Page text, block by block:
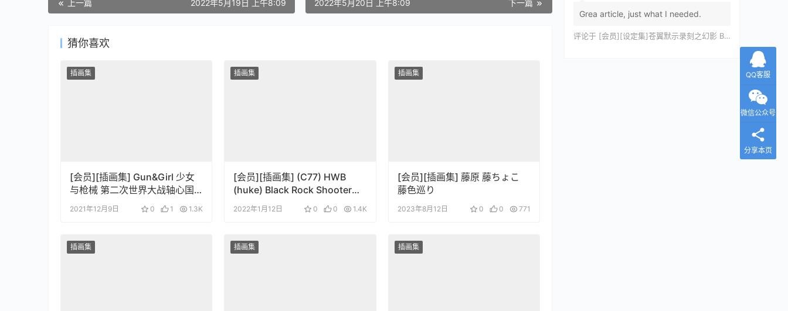
上一篇 2022年5月19日 上午8:09 下一篇
2022年5月20日 上午8:09
猜你喜欢
插画集
[会员][插画集] Gun&Girl 少女
与枪械 第二次世界大战轴心国
篇 中文版
2021年12月9日 0 1 1.3K
插画集
[会员][插画集] (C77) HWB
(huke) Black Rock Shooter
Visual Works 2 Black Side
2022年1月12日 0 0 1.4K
插画集
[会员][插画集] 藤原 藤ちょこ
藤色巡り
2023年8月12日 0 0 771
插画集 插画集 插画集
Grea article, just what I needed.
评论于 [会员][设定集]苍翼默示录刻之幻影 BLAZBLUE CHRONOPHANTASMA 公式設定資料集II
QQ客服
微信公众号
分享本页